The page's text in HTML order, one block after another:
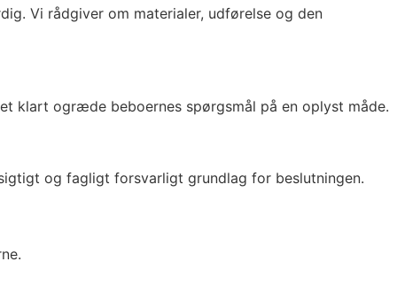
Vi rådgiver om materialer, udførelse og den
klart ogræde beboernes spørgsmål på en oplyst måde.
og fagligt forsvarligt grundlag for beslutningen.